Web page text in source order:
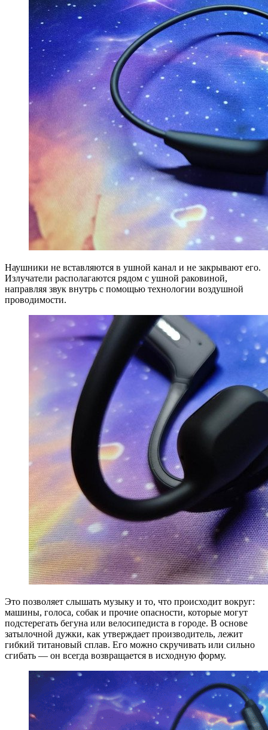
Наушники не вставляются в ушной канал и не закрывают его.
Излучатели располагаются рядом с ушной раковиной,
направляя звук внутрь с помощью технологии воздушной
проводимости.
Это позволяет слышать музыку и то, что происходит вокруг:
машины, голоса, собак и прочие опасности, которые могут
подстерегать бегуна или велосипедиста в городе. В основе
затылочной дужки, как утверждает производитель, лежит
гибкий титановый сплав. Его можно скручивать или сильно
сгибать — он всегда возвращается в исходную форму.